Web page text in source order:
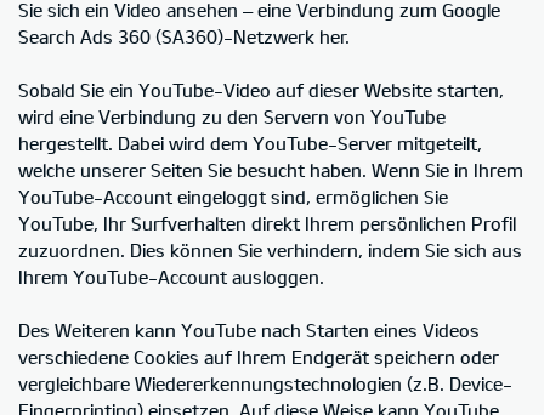
Sie sich ein Video ansehen – eine Verbindung zum Google
Search Ads 360 (SA360)-Netzwerk her.
Sobald Sie ein YouTube-Video auf dieser Website starten,
wird eine Verbindung zu den Servern von YouTube
hergestellt. Dabei wird dem YouTube-Server mitgeteilt,
welche unserer Seiten Sie besucht haben. Wenn Sie in Ihrem
YouTube-Account eingeloggt sind, ermöglichen Sie
YouTube, Ihr Surfverhalten direkt Ihrem persönlichen Profil
zuzuordnen. Dies können Sie verhindern, indem Sie sich aus
Ihrem YouTube-Account ausloggen.
Des Weiteren kann YouTube nach Starten eines Videos
verschiedene Cookies auf Ihrem Endgerät speichern oder
vergleichbare Wiedererkennungstechnologien (z.B. Device-
Fingerprinting) einsetzen. Auf diese Weise kann YouTube